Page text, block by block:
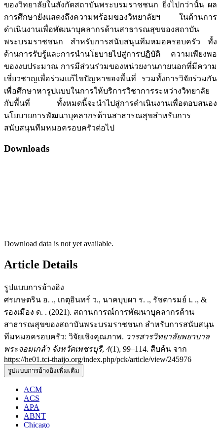
ของวิทยาลัยในสังกัดสถาบันพระบรมราชชนก ยิ่งไปกว่านั้น ผล
การศึกษายังแสดงถึงความพร้อมของวิทยาลัยฯ ในด้านการ
ดำเนินงานเพื่อพัฒนาบุคลากรด้านสาธารณสุขของสถาบัน
พระบรมราชชนก สำหรับการสนับสนุนทีมหมอครอบครัว ทั้ง
ด้านการรับรู้และการนำนโยบายไปสู่การปฏิบัติ ความเพียงพอ
ของงบประมาณ การมีส่วนร่วมของหน่วยงานภายนอกที่มีความ
เชี่ยวชาญเพื่อร่วมแก้ไขปัญหาของพื้นที่ รวมทั้งการวิจัยร่วมกัน
เพื่อศึกษาหารูปแบบในการให้บริการวิชาการระหว่างวิทยาลัย
กับพื้นที่ ทั้งหมดนี้จะนำไปสู่การดำเนินงานเพื่อตอบสนอง
นโยบายการพัฒนาบุคลากรด้านสาธารณสุขสำหรับการ
สนับสนุนทีมหมอครอบครัวต่อไป
Downloads
Download data is not yet available.
Article Details
รูปแบบการอ้างอิง
ศรเกษตริน อ. ., เกตุอินทร์ ว., นาคบุบผา ร. ., รัชตารมย์ เ. ., &
รองเมือง ด. . (2021). สถานการณ์การพัฒนาบุคลากรด้าน
สาธารณสุขของสถาบันพระบรมราชชนก สำหรับการสนับสนุน
ทีมหมอครอบครัว: วิจัยเชิงคุณภาพ. วารสารวิทยาลัยพยาบาล
พระจอมเกล้า จังหวัดเพชรบุรี, 4(1), 99–114. สืบค้น จาก
https://he01.tci-thaijo.org/index.php/pck/article/view/245976
รูปแบบการอ้างอิงเพิ่มเติม
ACM
ACS
APA
ABNT
Chicago